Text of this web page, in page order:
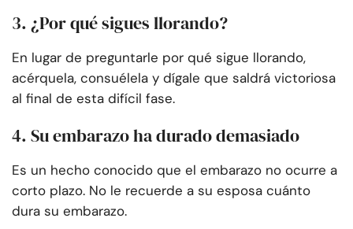
3. ¿Por qué sigues llorando?
En lugar de preguntarle por qué sigue llorando,
acérquela, consuélela y dígale que saldrá victoriosa
al final de esta difícil fase.
4. Su embarazo ha durado demasiado
Es un hecho conocido que el embarazo no ocurre a
corto plazo. No le recuerde a su esposa cuánto
dura su embarazo.